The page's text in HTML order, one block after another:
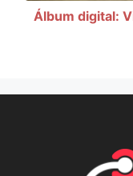
Álbum digital: